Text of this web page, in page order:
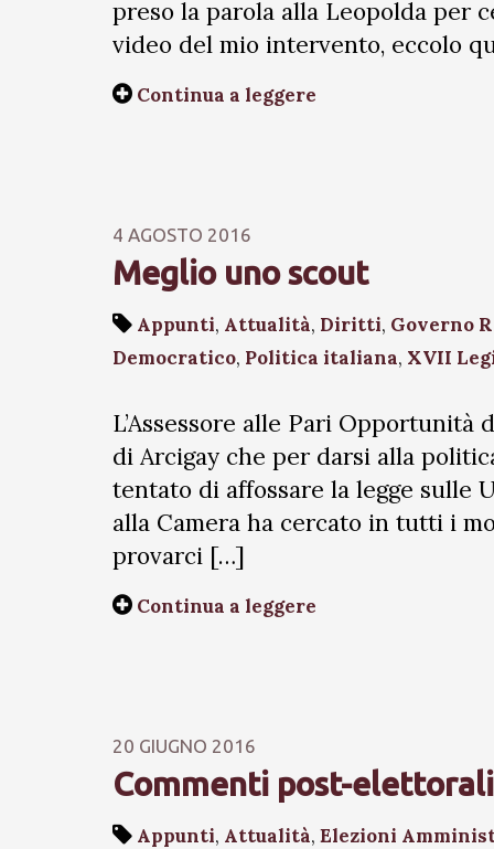
preso la parola alla Leopolda per
video del mio intervento, eccolo
Continua a leggere
4 AGOSTO 2016
Meglio uno scout
Appunti, Attualità, Diritti, Governo
Democratico, Politica italiana, XVII
L’Assessore alle Pari Opportunità
di Arcigay che per darsi alla
tentato di affossare la legge sulle
alla Camera ha cercato in tutti i
provarci […]
Continua a leggere
20 GIUGNO 2016
Commenti post-elettorali
Appunti, Attualità, Elezioni